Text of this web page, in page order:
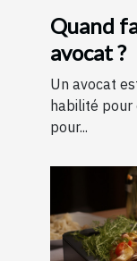
Quand
avocat ?
Un avocat
habilité pour
pour...